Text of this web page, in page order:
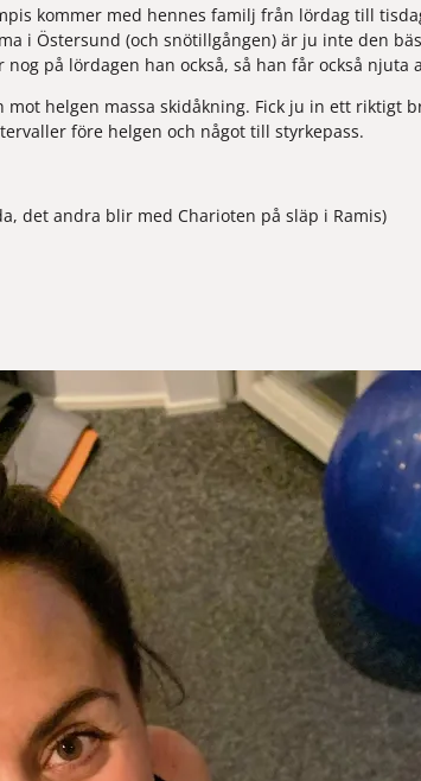
kommer med hennes familj från lördag till
i Östersund (och snötillgången) är ju inte den
på lördagen han också, så han får också njuta
helgen massa skidåkning. Fick ju in ett riktigt
före helgen och något till styrkepass.
det andra blir med Charioten på släp i Ramis)